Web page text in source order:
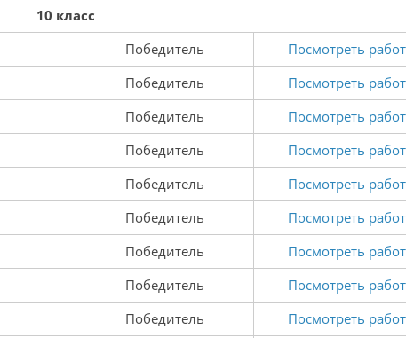
10 класс
Победитель
Посмотреть
Победитель
Посмотреть
Победитель
Посмотреть
Победитель
Посмотреть
Победитель
Посмотреть
Победитель
Посмотреть
Победитель
Посмотреть
Победитель
Посмотреть
Победитель
Посмотреть